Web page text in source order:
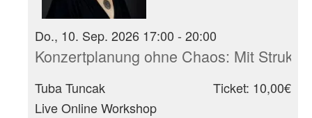
Do., 10. Sep. 2026 17:00 - 20:00
Konzertplanung ohne Chaos: Mit
Tuba Tuncak
Live Online Workshop
Ticket: 10,00€